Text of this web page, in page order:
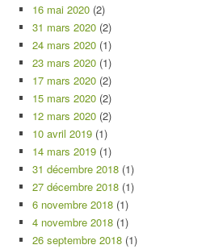
16 mai 2020 (2)
31 mars 2020 (2)
24 mars 2020 (1)
23 mars 2020 (1)
17 mars 2020 (2)
15 mars 2020 (2)
12 mars 2020 (2)
10 avril 2019 (1)
14 mars 2019 (1)
31 décembre 2018 (1)
27 décembre 2018 (1)
6 novembre 2018 (1)
4 novembre 2018 (1)
26 septembre 2018 (1)